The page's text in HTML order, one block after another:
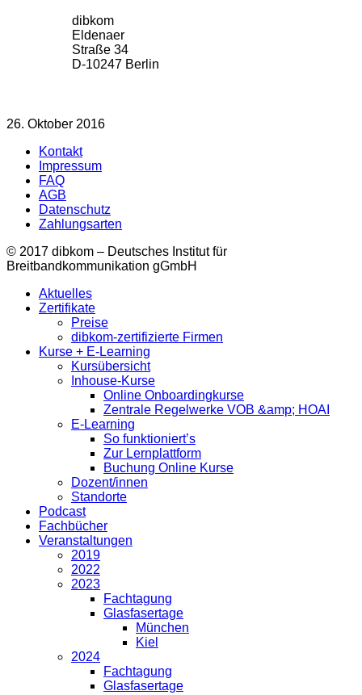
dibkom
Eldenaer
Straße 34
D-10247 Berlin
26. Oktober 2016
Kontakt
Impressum
FAQ
AGB
Datenschutz
Zahlungsarten
© 2017 dibkom – Deutsches Institut für
Breitbandkommunikation gGmbH
Aktuelles
Zertifikate
Preise
dibkom-zertifizierte Firmen
Kurse + E-Learning
Kursübersicht
Inhouse-Kurse
Online Onboardingkurse
Zentrale Regelwerke VOB &amp; HOAI
E-Learning
So funktioniert’s
Zur Lernplattform
Buchung Online Kurse
Dozent/innen
Standorte
Podcast
Fachbücher
Veranstaltungen
2019
2022
2023
Fachtagung
Glasfasertage
München
Kiel
2024
Fachtagung
Glasfasertage